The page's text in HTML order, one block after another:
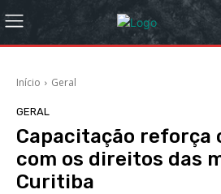
Início Geral
GERAL
Capacitação reforça
com os direitos das
Curitiba